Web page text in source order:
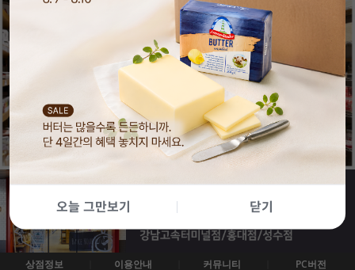
오늘 그만보기 닫기
상점정보 이용안내 커뮤니티 PC버전